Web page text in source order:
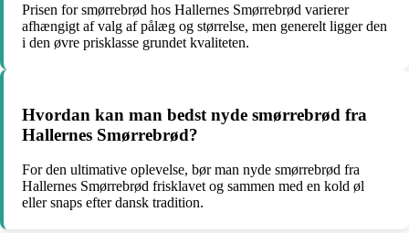
Prisen for smørrebrød hos Hallernes Smørrebrød varierer
afhængigt af valg af pålæg og størrelse, men generelt ligger den
i den øvre prisklasse grundet kvaliteten.
Hvordan kan man bedst nyde smørrebrød fra
Hallernes Smørrebrød?
For den ultimative oplevelse, bør man nyde smørrebrød fra
Hallernes Smørrebrød frisklavet og sammen med en kold øl
eller snaps efter dansk tradition.